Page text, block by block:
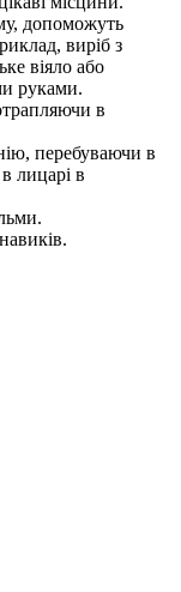
допоможуть
виріб з
віяло або
руками.
в
перебуваючи в
лицарі в